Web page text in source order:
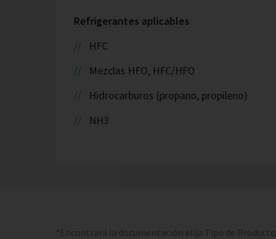
Refrigerantes aplicables
HFC
Mezclas HFO, HFC/HFO
Hidrocarburos (propano, propileno)
NH3
*Encontrará la documentación elija Tipo de Producto